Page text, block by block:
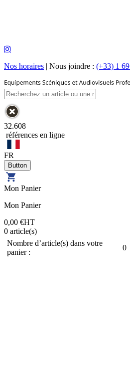
Nos horaires | Nous joindre : (+33) 1
32.608
références en ligne
FR
Mon Panier
Mon Panier
0,00 €HT
0 article(s)
Nombre d’article(s) dans votre
panier :
0